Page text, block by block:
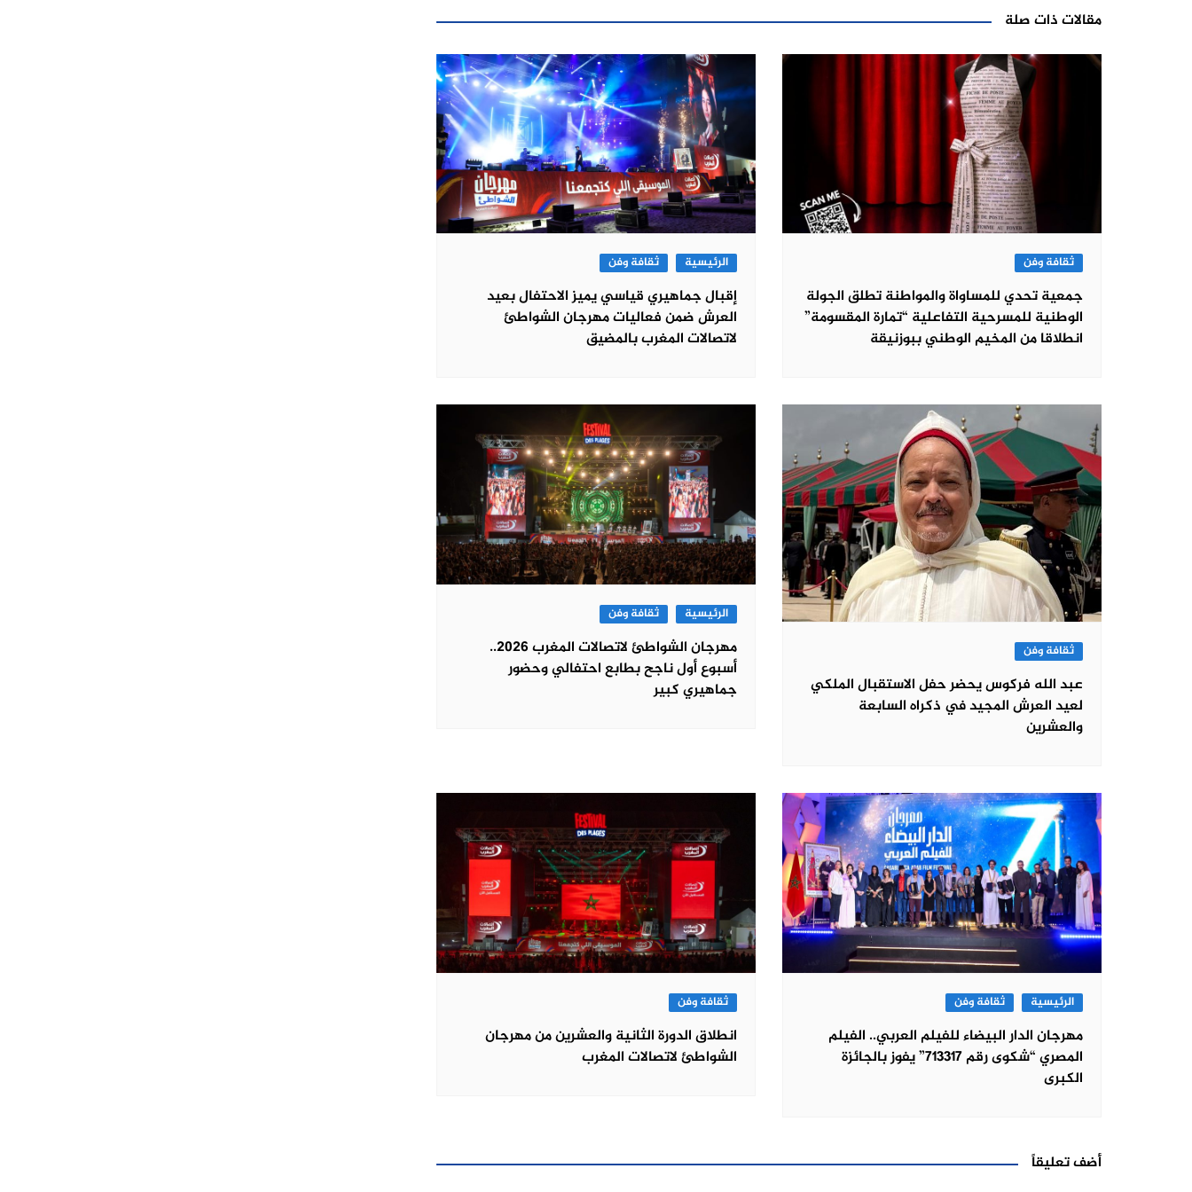
مقالات ذات صلة
ثقافة وفن
جمعية تحدي للمساواة والمواطنة تطلق الجولة
الوطنية للمسرحية التفاعلية “تمارة المقسومة”
انطلاقا من المخيم الوطني ببوزنيقة
الرئيسية ثقافة وفن
إقبال جماهيري قياسي يميز الاحتفال بعيد
العرش ضمن فعاليات مهرجان الشواطئ
لاتصالات المغرب بالمضيق
ثقافة وفن
عبد الله فركوس يحضر حفل الاستقبال الملكي
لعيد العرش المجيد في ذكراه السابعة
والعشرين
الرئيسية ثقافة وفن
مهرجان الشواطئ لاتصالات المغرب 2026..
أسبوع أول ناجح بطابع احتفالي وحضور
جماهيري كبير
الرئيسية ثقافة وفن
مهرجان الدار البيضاء للفيلم العربي.. الفيلم
المصري “شكوى رقم 713317” يفوز بالجائزة
الكبرى
ثقافة وفن
انطلاق الدورة الثانية والعشرين من مهرجان
الشواطئ لاتصالات المغرب
أضف تعليقاً